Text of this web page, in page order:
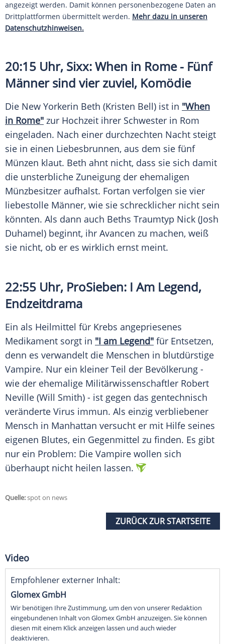
angezeigt werden. Damit können personenbezogene Daten an
Drittplattformen übermittelt werden. Mehr dazu in unseren
Datenschutzhinweisen.
20:15 Uhr, Sixx: When in Rome - Fünf
Männer sind vier zuviel, Komödie
Die New Yorkerin Beth (Kristen Bell) ist in "When
in Rome" zur Hochzeit ihrer Schwester in Rom
eingeladen. Nach einer durchzechten Nacht steigt
sie in einen Liebesbrunnen, aus dem sie fünf
Münzen klaut. Beth ahnt nicht, dass sie sich damit
die unsterbliche Zuneigung der ehemaligen
Münzbesitzer aufhalst. Fortan verfolgen sie vier
liebestolle Männer, wie sie schrecklicher nicht sein
könnten. Als dann auch Beths Traumtyp Nick (Josh
Duhamel) beginnt, ihr Avancen zu machen, weiß
sie nicht, ob er es wirklich ernst meint.
22:55 Uhr, ProSieben: I Am Legend,
Endzeitdrama
Ein als Heilmittel für Krebs angepriesenes
Medikament sorgt in "I am Legend" für Entsetzen,
denn es verwandelt die Menschen in blutdürstige
Vampire. Nur ein kleiner Teil der Bevölkerung -
wie der ehemalige Militärwissenschaftler Robert
Neville (Will Smith) - ist gegen das gentechnisch
veränderte Virus immun. Als einzig verbliebener
Mensch in Manhattan versucht er mit Hilfe seines
eigenen Blutes, ein Gegenmittel zu finden. Es gibt
nur ein Problem: Die Vampire wollen sich
überhaupt nicht heilen lassen.
Quelle:spot on news
ZURÜCK ZUR STARTSEITE
Video
Empfohlener externer Inhalt:
Glomex GmbH
Wir benötigen Ihre Zustimmung, um den von unserer Redaktion
eingebundenen Inhalt von Glomex GmbH anzuzeigen. Sie können
diesen mit einem Klick anzeigen lassen und auch wieder
deaktivieren.